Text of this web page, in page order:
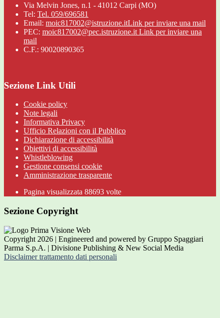
Via Melvin Jones, n.1 - 41012 Carpi (MO)
Tel: Tel. 059/696581
Email: moic817002@istruzione.itLink per inviare una mail
PEC: moic817002@pec.istruzione.it Link per inviare una
mail
C.F.: 90020890365
Sezione Link Utili
Cookie policy
Note legali
Informativa Privacy
Ufficio Relazioni con il Pubblico
Dichiarazione di accessibilità
Obiettivi di accessibilità
Whistleblowing
Gestione consensi cookie
Amministrazione trasparente
Pagina visualizzata 88693 volte
Sezione Copyright
Copyright 2026 | Engineered and powered by Gruppo Spaggiari
Parma S.p.A. | Divisione Publishing & New Social Media
Disclaimer trattamento dati personali